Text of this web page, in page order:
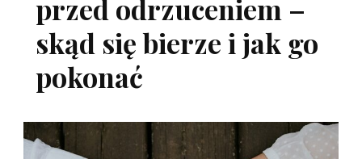
przed odrzuceniem –
skąd się bierze i jak go
pokonać